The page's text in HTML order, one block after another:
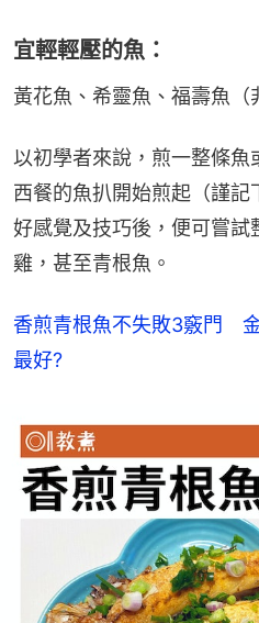
宜輕輕壓的魚：
黃花魚、希靈魚、福壽魚（
以初學者來說，煎一整條魚
西餐的魚扒開始煎起（謹
好感覺及技巧後，便可嘗試
雞，甚至青根魚。
香煎青根魚不失敗3竅門　
最好?